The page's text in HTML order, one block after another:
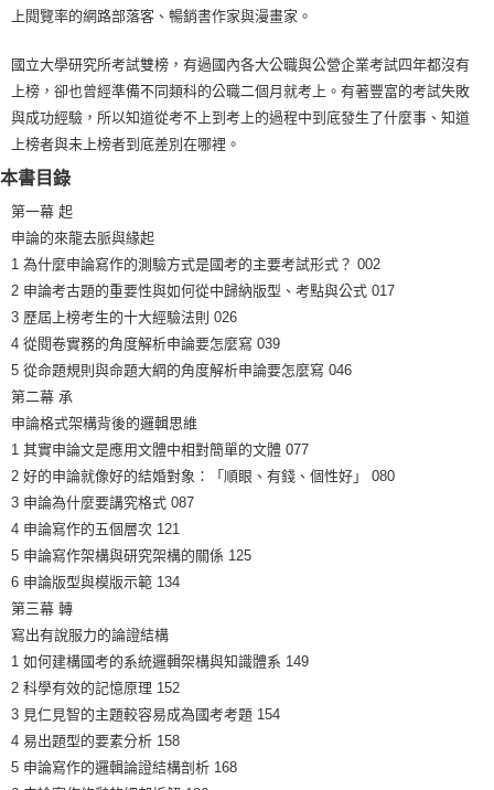
上閱覽率的網路部落客、暢銷書作家與漫畫家。
國立大學研究所考試雙榜，有過國內各大公職與公營企業考試四年都沒有
上榜，卻也曾經準備不同類科的公職二個月就考上。有著豐富的考試失敗
與成功經驗，所以知道從考不上到考上的過程中到底發生了什麼事、知道
上榜者與未上榜者到底差別在哪裡。
本書目錄
第一幕 起
申論的來龍去脈與緣起
1 為什麼申論寫作的測驗方式是國考的主要考試形式？ 002
2 申論考古題的重要性與如何從中歸納版型、考點與公式 017
3 歷屆上榜考生的十大經驗法則 026
4 從閱卷實務的角度解析申論要怎麼寫 039
5 從命題規則與命題大綱的角度解析申論要怎麼寫 046
第二幕 承
申論格式架構背後的邏輯思維
1 其實申論文是應用文體中相對簡單的文體 077
2 好的申論就像好的結婚對象：「順眼、有錢、個性好」 080
3 申論為什麼要講究格式 087
4 申論寫作的五個層次 121
5 申論寫作架構與研究架構的關係 125
6 申論版型與模版示範 134
第三幕 轉
寫出有說服力的論證結構
1 如何建構國考的系統邏輯架構與知識體系 149
2 科學有效的記憶原理 152
3 見仁見智的主題較容易成為國考考題 154
4 易出題型的要素分析 158
5 申論寫作的邏輯論證結構剖析 168